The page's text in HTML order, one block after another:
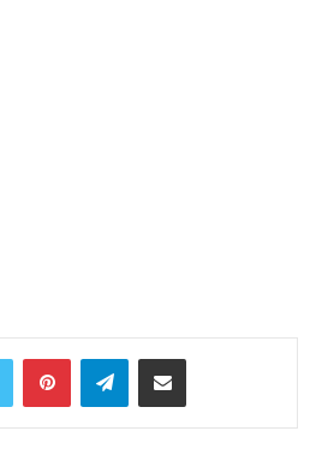
PinterestTelegramShare via Email